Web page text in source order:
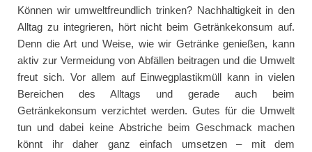
Können wir umweltfreundlich trinken? Nachhaltigkeit in den
Alltag zu integrieren, hört nicht beim Getränkekonsum auf.
Denn die Art und Weise, wie wir Getränke genießen, kann
aktiv zur Vermeidung von Abfällen beitragen und die Umwelt
freut sich. Vor allem auf Einwegplastikmüll kann in vielen
Bereichen des Alltags und gerade auch beim
Getränkekonsum verzichtet werden. Gutes für die Umwelt
tun und dabei keine Abstriche beim Geschmack machen
könnt ihr daher ganz einfach umsetzen – mit dem